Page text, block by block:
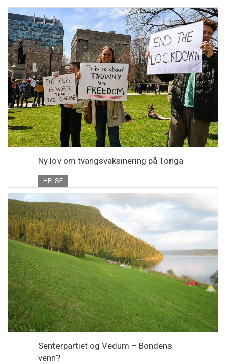
Ny lov om tvangsvaksinering på Tonga
HELSE
Senterpartiet og Vedum – Bondens
venn?